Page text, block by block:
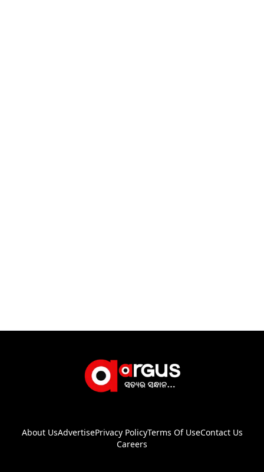
About UsAdvertisePrivacy PolicyTerms Of UseContact Us
Careers